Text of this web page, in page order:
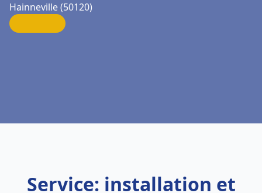
Hainneville (50120)
Service: installation et